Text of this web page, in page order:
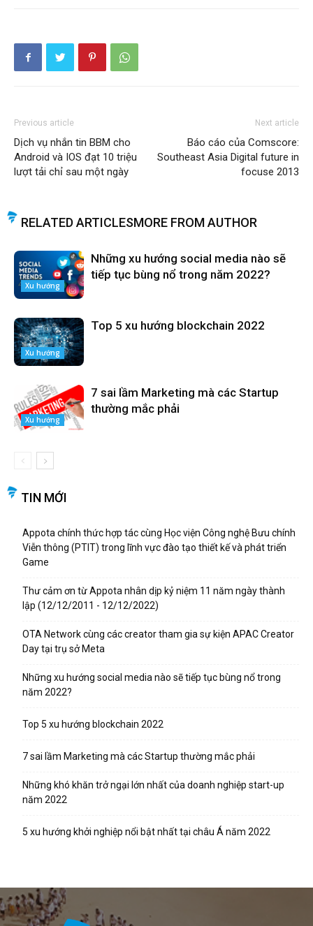
Previous article
Dịch vụ nhắn tin BBM cho
Android và IOS đạt 10 triệu
lượt tải chỉ sau một ngày
Next article
Báo cáo của Comscore:
Southeast Asia Digital future in
focuse 2013
RELATED ARTICLESMORE FROM AUTHOR
Xu hướng
Những xu hướng social media nào sẽ
tiếp tục bùng nổ trong năm 2022?
Xu hướng
Top 5 xu hướng blockchain 2022
Xu hướng
7 sai lầm Marketing mà các Startup
thường mắc phải
TIN MỚI
Appota chính thức hợp tác cùng Học viện Công nghệ Bưu chính
Viễn thông (PTIT) trong lĩnh vực đào tạo thiết kế và phát triển
Game
Thư cảm ơn từ Appota nhân dịp kỷ niệm 11 năm ngày thành
lập (12/12/2011 - 12/12/2022)
OTA Network cùng các creator tham gia sự kiện APAC Creator
Day tại trụ sở Meta
Những xu hướng social media nào sẽ tiếp tục bùng nổ trong
năm 2022?
Top 5 xu hướng blockchain 2022
7 sai lầm Marketing mà các Startup thường mắc phải
Những khó khăn trở ngại lớn nhất của doanh nghiệp start-up
năm 2022
5 xu hướng khởi nghiệp nổi bật nhất tại châu Á năm 2022